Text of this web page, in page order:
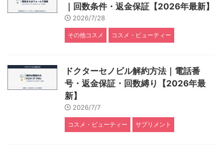
｜回数条件・返金保証【2026年最新】
2026/7/28
その他コスメ コスメ・ビューティー
ドクターセノビル解約方法｜電話番
号・返金保証・回数縛り【2026年最
新】
2026/7/7
コスメ・ビューティー サプリメント